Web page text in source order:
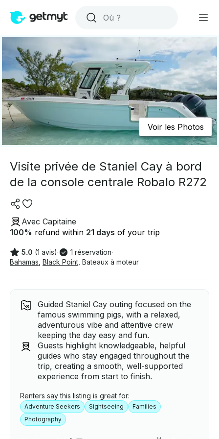
Voir les Photos
Visite privée de Staniel Cay à bord
de la console centrale Robalo R272
Avec Capitaine
100% refund within 21 days of your trip
5.0 (1 avis)· 1 réservation·
Bahamas Black Point Bateaux à moteur
Guided Staniel Cay outing focused on the
famous swimming pigs, with a relaxed,
adventurous vibe and attentive crew
keeping the day easy and fun.
Guests highlight knowledgeable, helpful
guides who stay engaged throughout the
trip, creating a smooth, well-supported
experience from start to finish.
Renters say this listing is great for:
Adventure Seekers Sightseeing
Families
Photography